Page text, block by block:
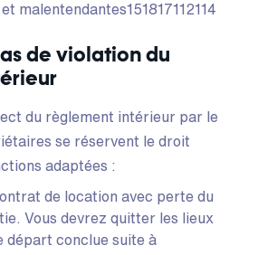
malentendantes151817112114
de violation du
du règlement intérieur par le
se réservent le droit
adaptées :
de location avec perte du
Vous devrez quitter les lieux
départ conclue suite à